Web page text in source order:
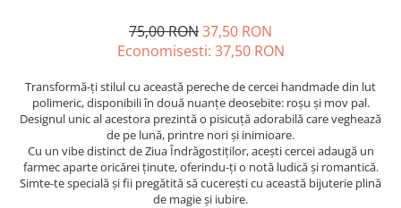
Tiny but Mighty
White Sensation
75,00 RON37,50 RON
Economisesti: 37,50 RON
Transformă-ți stilul cu această pereche de cercei handmade din lut
polimeric, disponibili în două nuanțe deosebite: roșu și mov pal.
Designul unic al acestora prezintă o pisicuță adorabilă care veghează
de pe lună, printre nori și inimioare.
Cu un vibe distinct de Ziua Îndrăgostiților, acești cercei adaugă un
farmec aparte oricărei ținute, oferindu-ți o notă ludică și romantică.
Simte-te specială și fii pregătită să cucerești cu această bijuterie plină
de magie și iubire.